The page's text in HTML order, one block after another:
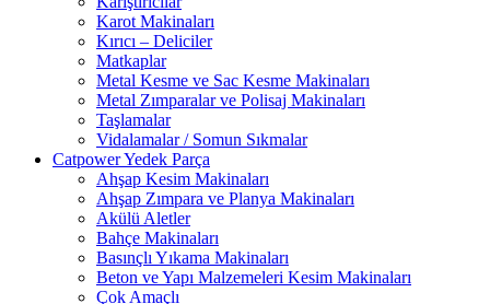
Karot Makinaları
Kırıcı – Deliciler
Matkaplar
Metal Kesme ve Sac Kesme Makinaları
Metal Zımparalar ve Polisaj Makinaları
Taşlamalar
Vidalamalar / Somun Sıkmalar
Catpower Yedek Parça
Ahşap Kesim Makinaları
Ahşap Zımpara ve Planya Makinaları
Akülü Aletler
Bahçe Makinaları
Basınçlı Yıkama Makinaları
Beton ve Yapı Malzemeleri Kesim Makinaları
Çok Amaçlı